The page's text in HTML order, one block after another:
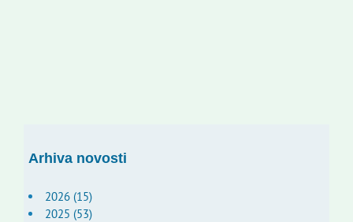
Arhiva novosti
2026 (15)
2025 (53)